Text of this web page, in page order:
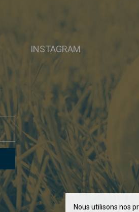
INSTAGRAM
Nous utilisons nos